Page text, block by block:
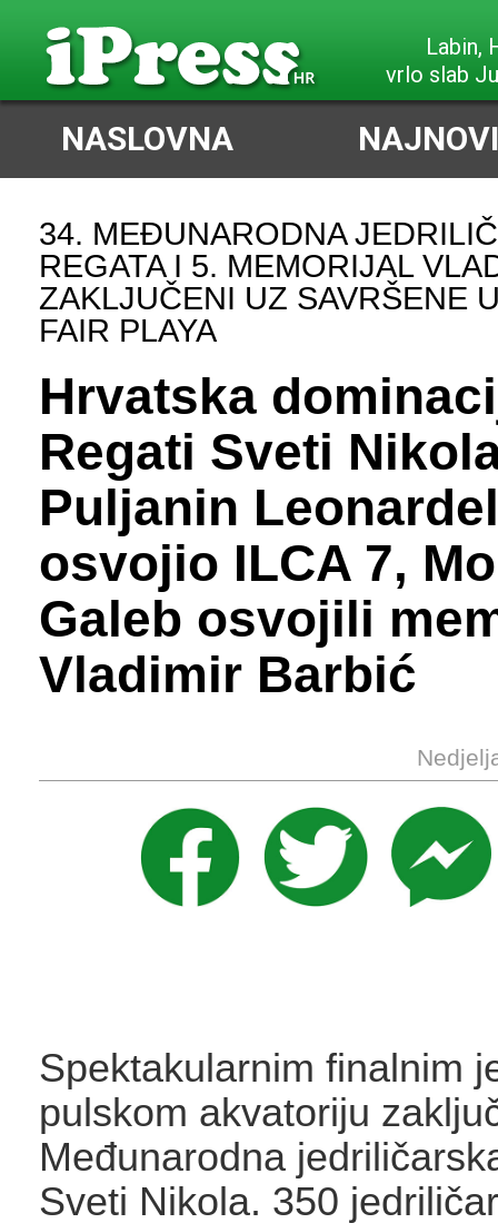
slabi
NASLOVNA
34. MEĐUNARODNA
REGATA I 5. MEMORIJAL
ZAKLJUČENI UZ SAVRŠENE
FAIR PLAYA
Hrvatska
Regati Sveti
Puljanin
osvojio ILCA 7,
Galeb osvojili
Vladimir Barbić
Spektakularnim finalnim
pulskom akvatoriju
Međunarodna
Sveti Nikola. 350